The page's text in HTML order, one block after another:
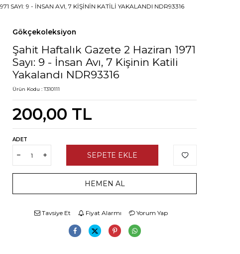
SAYI: 9 - İNSAN AVI, 7 KIŞININ KATILI YAKALANDI NDR93316
Gökçekoleksiyon
Şahit Haftalık Gazete 2 Haziran 1971
Sayı: 9 - İnsan Avı, 7 Kişinin Katili
Yakalandı NDR93316
Ürün Kodu :T310111
200,00 TL
ADET
SEPETE EKLE
HEMEN AL
Tavsiye Et Fiyat Alarmı Yorum Yap